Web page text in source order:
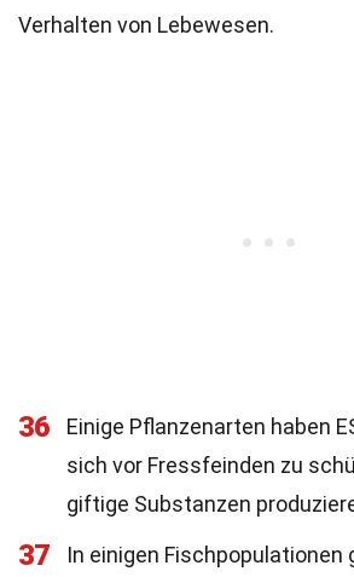
Verhalten von Lebewesen.
36
Einige Pflanzenarten haben
sich vor Fressfeinden zu
giftige Substanzen
37
In einigen Fischpopulationen